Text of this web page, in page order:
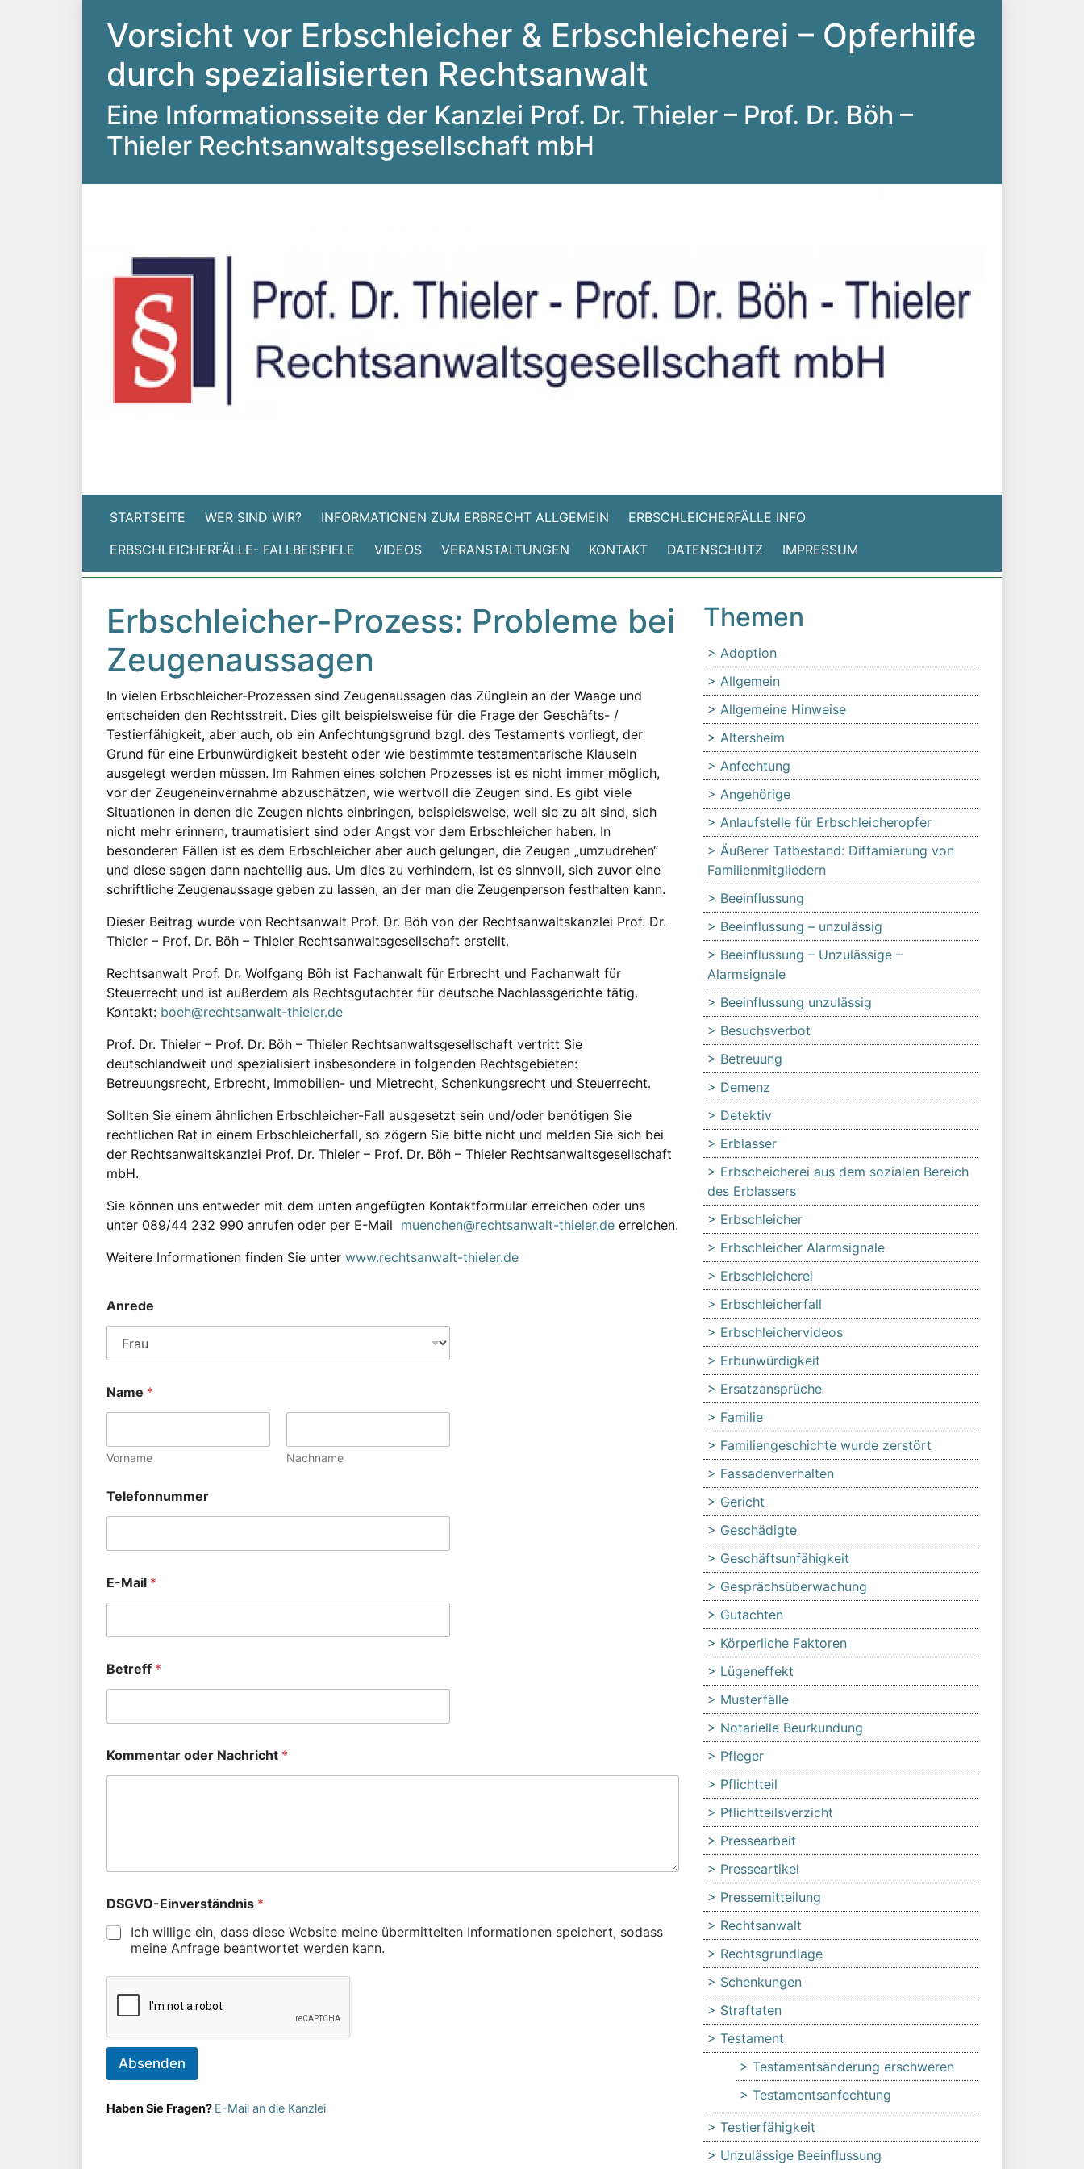
Vorsicht vor Erbschleicher & Erbschleicherei – Opferhilfe
durch spezialisierten Rechtsanwalt
Eine Informationsseite der Kanzlei Prof. Dr. Thieler – Prof. Dr. Böh –
Thieler Rechtsanwaltsgesellschaft mbH
STARTSEITE WER SIND WIR? INFORMATIONEN ZUM ERBRECHT ALLGEMEIN
ERBSCHLEICHERFÄLLE INFO
ERBSCHLEICHERFÄLLE- FALLBEISPIELE
VIDEOS VERANSTALTUNGEN KONTAKT DATENSCHUTZ IMPRESSUM
Erbschleicher-Prozess: Probleme bei
Zeugenaussagen
In vielen Erbschleicher-Prozessen sind Zeugenaussagen das Zünglein an der Waage und
entscheiden den Rechtsstreit. Dies gilt beispielsweise für die Frage der Geschäfts- /
Testierfähigkeit, aber auch, ob ein Anfechtungsgrund bzgl. des Testaments vorliegt, der
Grund für eine Erbunwürdigkeit besteht oder wie bestimmte testamentarische Klauseln
ausgelegt werden müssen. Im Rahmen eines solchen Prozesses ist es nicht immer möglich,
vor der Zeugeneinvernahme abzuschätzen, wie wertvoll die Zeugen sind. Es gibt viele
Situationen in denen die Zeugen nichts einbringen, beispielsweise, weil sie zu alt sind, sich
nicht mehr erinnern, traumatisiert sind oder Angst vor dem Erbschleicher haben. In
besonderen Fällen ist es dem Erbschleicher aber auch gelungen, die Zeugen „umzudrehen“
und diese sagen dann nachteilig aus. Um dies zu verhindern, ist es sinnvoll, sich zuvor eine
schriftliche Zeugenaussage geben zu lassen, an der man die Zeugenperson festhalten kann.
Dieser Beitrag wurde von Rechtsanwalt Prof. Dr. Böh von der Rechtsanwaltskanzlei Prof. Dr.
Thieler – Prof. Dr. Böh – Thieler Rechtsanwaltsgesellschaft erstellt.
Rechtsanwalt Prof. Dr. Wolfgang Böh ist Fachanwalt für Erbrecht und Fachanwalt für
Steuerrecht und ist außerdem als Rechtsgutachter für deutsche Nachlassgerichte tätig.
Kontakt: boeh@rechtsanwalt-thieler.de
Prof. Dr. Thieler – Prof. Dr. Böh – Thieler Rechtsanwaltsgesellschaft vertritt Sie
deutschlandweit und spezialisiert insbesondere in folgenden Rechtsgebieten:
Betreuungsrecht, Erbrecht, Immobilien- und Mietrecht, Schenkungsrecht und Steuerrecht.
Sollten Sie einem ähnlichen Erbschleicher-Fall ausgesetzt sein und/oder benötigen Sie
rechtlichen Rat in einem Erbschleicherfall, so zögern Sie bitte nicht und melden Sie sich bei
der Rechtsanwaltskanzlei Prof. Dr. Thieler – Prof. Dr. Böh – Thieler Rechtsanwaltsgesellschaft
mbH.
Sie können uns entweder mit dem unten angefügten Kontaktformular erreichen oder uns
unter 089/44 232 990 anrufen oder per E-Mail muenchen@rechtsanwalt-thieler.de erreichen.
Weitere Informationen finden Sie unter www.rechtsanwalt-thieler.de
Anrede
Name *
Vorname Nachname
Telefonnummer
E-Mail *
Betreff *
Kommentar oder Nachricht *
DSGVO-Einverständnis *
Ich willige ein, dass diese Website meine übermittelten Informationen speichert, sodass
meine Anfrage beantwortet werden kann.
Absenden
Haben Sie Fragen? E-Mail an die Kanzlei
Themen
Adoption
Allgemein
Allgemeine Hinweise
Altersheim
Anfechtung
Angehörige
Anlaufstelle für Erbschleicheropfer
Äußerer Tatbestand: Diffamierung von
Familienmitgliedern
Beeinflussung
Beeinflussung – unzulässig
Beeinflussung – Unzulässige –
Alarmsignale
Beeinflussung unzulässig
Besuchsverbot
Betreuung
Demenz
Detektiv
Erblasser
Erbscheicherei aus dem sozialen Bereich
des Erblassers
Erbschleicher
Erbschleicher Alarmsignale
Erbschleicherei
Erbschleicherfall
Erbschleichervideos
Erbunwürdigkeit
Ersatzansprüche
Familie
Familiengeschichte wurde zerstört
Fassadenverhalten
Gericht
Geschädigte
Geschäftsunfähigkeit
Gesprächsüberwachung
Gutachten
Körperliche Faktoren
Lügeneffekt
Musterfälle
Notarielle Beurkundung
Pfleger
Pflichtteil
Pflichtteilsverzicht
Pressearbeit
Presseartikel
Pressemitteilung
Rechtsanwalt
Rechtsgrundlage
Schenkungen
Straftaten
Testament
Testamentsänderung erschweren
Testamentsanfechtung
Testierfähigkeit
Unzulässige Beeinflussung